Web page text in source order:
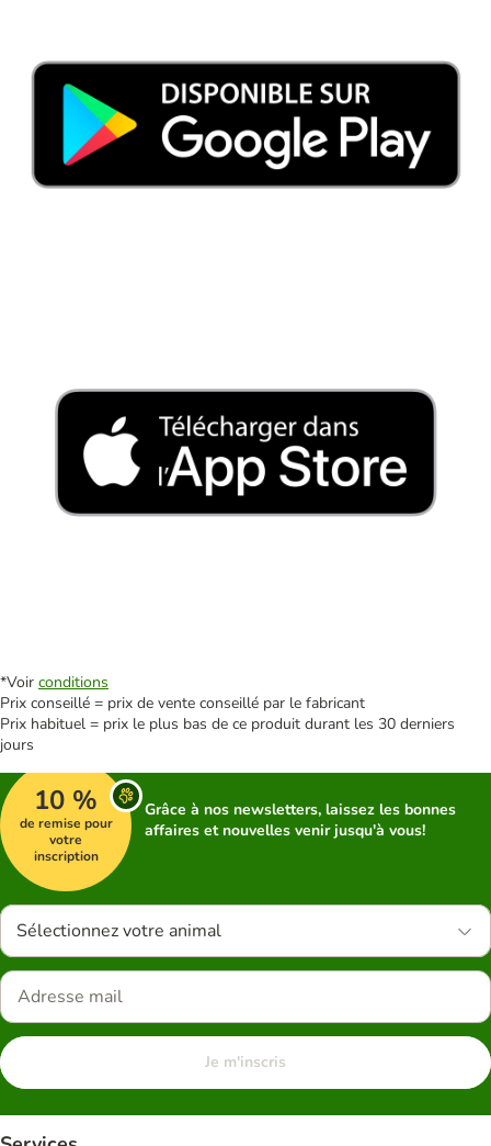
*Voir conditions
Prix conseillé = prix de vente conseillé par le fabricant
Prix habituel = prix le plus bas de ce produit durant les 30 derniers
jours
10 %
de remise pour
votre
inscription
Grâce à nos newsletters, laissez les bonnes
affaires et nouvelles venir jusqu'à vous!
Sélectionnez votre animal
Je m'inscris